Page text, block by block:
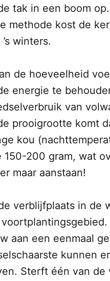
tak in een boom
methode kost de
winters.
de hoeveelheid
energie te
van
prooigrootte komt
kou
200 gram, wat
maar aanstaan!
verblijfplaats in de
aan een eenmaal
kunnen
Sterft één van